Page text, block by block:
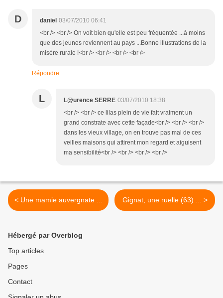
D daniel 03/07/2010 06:41
<br /> <br /> On voit bien qu'elle est peu fréquentée ...à moins
que des jeunes reviennent au pays ...Bonne illustrations de la
misère rurale !<br /> <br /> <br /> <br />
Répondre
L L@urence SERRE 03/07/2010 18:38
<br /> <br /> ce lilas plein de vie fait vraiment un
grand constrate avec cette façade<br /> <br /> <br />
dans les vieux village, on en trouve pas mal de ces
veilles maisons qui attirent mon regard et aiguisent
ma sensibilité<br /> <br /> <br /> <br />
< Une mamie auvergnate ... Gignat, une ruelle (63) ... >
Hébergé par Overblog
Top articles
Pages
Contact